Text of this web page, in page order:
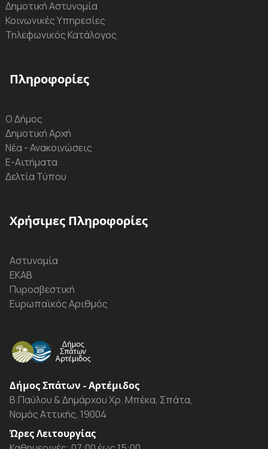
Δημοτική Αστυνομία
Κοινωνικές Υπηρεσίες
Τηλεφωνικός Κατάλογος
Πληροφορίες
Ο Δήμος
Δημοτική Αρχή
Νέα - Ανακοινώσεις
Ε-Αιτήματα
Δελτία Τύπου
Χρήσιμες Πληροφορίες
Αστυνομία
ΕΚΑΒ
Πυροσβεστική
Ευρωπαϊκός Αριθμός
Δήμος Σπάτων - Αρτέμιδος
Β.Παύλου & Δημάρχου Χρ. Μπέκα, Σπάτα,
Νομός Αττικής, 19004
Ώρες Λειτουργίας